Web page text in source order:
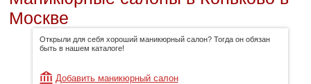
Москве
Открыли для себя хороший маникюрный салон? Тогда он обязан
быть в нашем каталоге!
Добавить маникюрный салон